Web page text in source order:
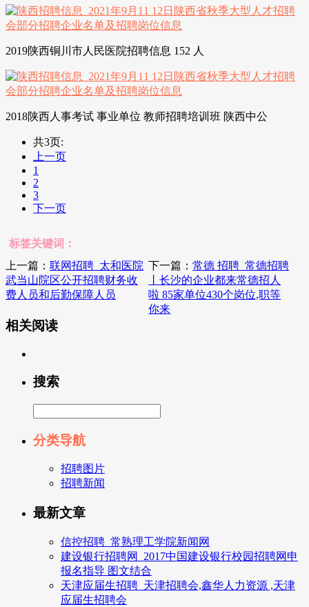
2019陕西铜川市人民医院招聘信息 152 人
2018陕西人事考试 事业单位 教师招聘培训班 陕西中公
共3页:
上一页
1
2
3
下一页
标签关键词：
上一篇： 联网招聘_太和医院
武当山院区公开招聘财务收
费人员和后勤保障人员
下一篇：常德 招聘_常德招聘
丨长沙的企业都来常德招人
啦 85家单位430个岗位,职等
你来
相关阅读
搜索
分类导航
招聘图片
招聘新闻
最新文章
信控招聘_常熟理工学院新闻网
建设银行招聘网_2017中国建设银行校园招聘网申
报名指导 图文结合
天津应届生招聘_天津招聘会,鑫华人力资源 ,天津
应届生招聘会